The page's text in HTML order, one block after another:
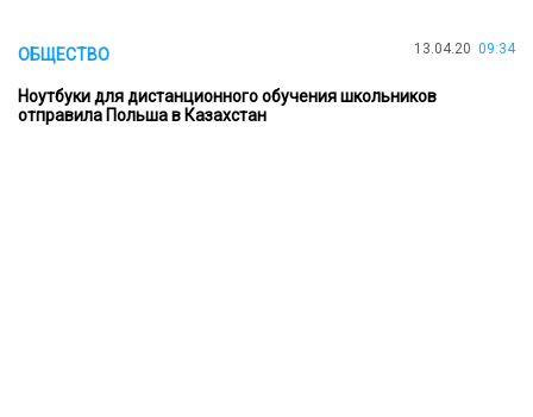
ОБЩЕСТВО 13.04.20 09:34
Ноутбуки для дистанционного обучения школьников
отправила Польша в Казахстан